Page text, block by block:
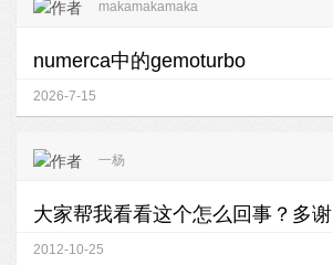
makamakamaka
numerca中的gemoturbo
2026-7-15
一杨
大家帮我看看这个怎么回事？多谢
2012-10-25